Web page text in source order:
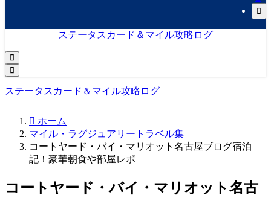
ステータスカード＆マイル攻略ログ
ステータスカード＆マイル攻略ログ
ホーム
マイル・ラグジュアリートラベル集
コートヤード・バイ・マリオット名古屋ブログ宿泊
記！豪華朝食や部屋レポ
コートヤード・バイ・マリオット名古